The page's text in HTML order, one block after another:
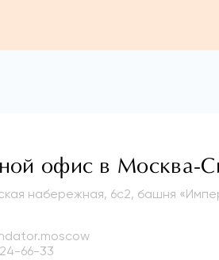
офис в Москва-
набережная, 6с2, башня
66-33